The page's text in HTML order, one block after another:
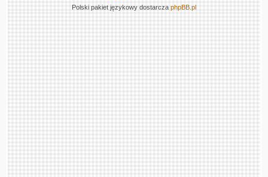
Polski pakiet językowy dostarczaphpBB.pl